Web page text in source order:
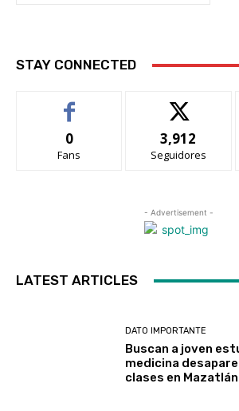
STAY CONNECTED
0
Fans
3,912
Seguidores
- Advertisement -
LATEST ARTICLES
DATO IMPORTANTE
Buscan a joven
medicina
clases en